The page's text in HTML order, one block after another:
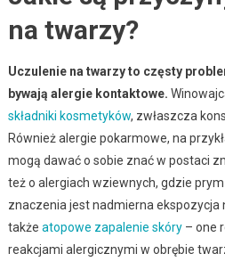
na twarzy?
Uczulenie na twarzy to częsty
bywają alergie kontaktowe.
składniki kosmetyków, zwłaszcza
Również alergie pokarmowe, na
mogą dawać o sobie znać w postaci
też o alergiach wziewnych, gdzie prym
znaczenia jest nadmierna ekspozycja
także atopowe zapalenie skóry– one
reakcjami alergicznymi w obrębie